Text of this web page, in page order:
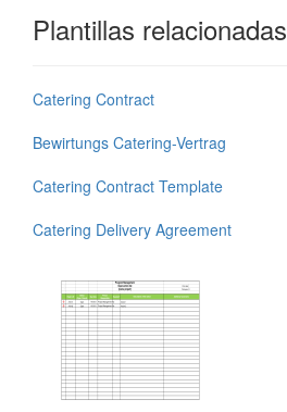
Plantillas relacionadas
Catering Contract
Bewirtungs Catering-Vertrag
Catering Contract Template
Catering Delivery Agreement